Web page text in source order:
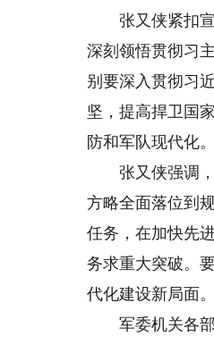
张又侠紧扣宣
深刻领悟贯彻习
别要深入贯彻习
坚，提高捍卫国
防和军队现代化。
张又侠强调，
方略全面落位到
任务，在加快先
务求重大突破。
代化建设新局面。
军委机关各部